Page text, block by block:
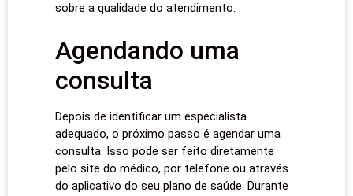
sobre a qualidade do atendimento.
Agendando uma
consulta
Depois de identificar um especialista
adequado, o próximo passo é agendar uma
consulta. Isso pode ser feito diretamente
pelo site do médico, por telefone ou através
do aplicativo do seu plano de saúde. Durante